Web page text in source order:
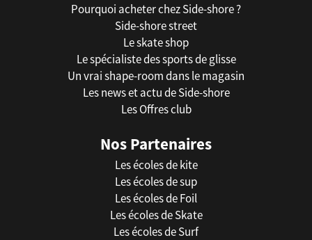
Pourquoi acheter chez Side-shore ?
Side-shore street
Le skate shop
Le spécialiste des sports de glisse
Un vrai shape-room dans le magasin
Les news et actu de Side-shore
Les Offres club
Nos Partenaires
Les écoles de kite
Les écoles de sup
Les écoles de Foil
Les écoles de Skate
Les écoles de Surf